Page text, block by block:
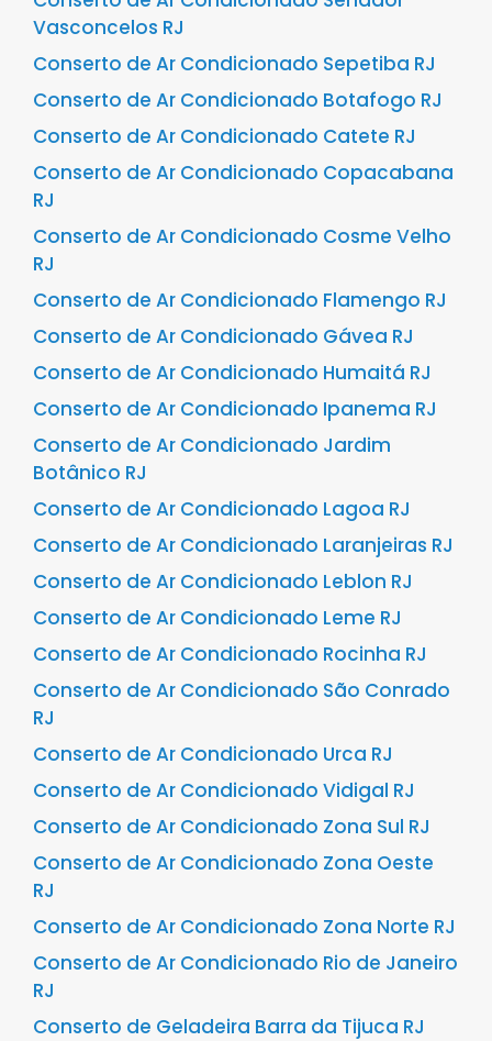
Vasconcelos RJ
Conserto de Ar Condicionado Sepetiba RJ
Conserto de Ar Condicionado Botafogo RJ
Conserto de Ar Condicionado Catete RJ
Conserto de Ar Condicionado Copacabana
RJ
Conserto de Ar Condicionado Cosme Velho
RJ
Conserto de Ar Condicionado Flamengo RJ
Conserto de Ar Condicionado Gávea RJ
Conserto de Ar Condicionado Humaitá RJ
Conserto de Ar Condicionado Ipanema RJ
Conserto de Ar Condicionado Jardim
Botânico RJ
Conserto de Ar Condicionado Lagoa RJ
Conserto de Ar Condicionado Laranjeiras RJ
Conserto de Ar Condicionado Leblon RJ
Conserto de Ar Condicionado Leme RJ
Conserto de Ar Condicionado Rocinha RJ
Conserto de Ar Condicionado São Conrado
RJ
Conserto de Ar Condicionado Urca RJ
Conserto de Ar Condicionado Vidigal RJ
Conserto de Ar Condicionado Zona Sul RJ
Conserto de Ar Condicionado Zona Oeste
RJ
Conserto de Ar Condicionado Zona Norte RJ
Conserto de Ar Condicionado Rio de Janeiro
RJ
Conserto de Geladeira Barra da Tijuca RJ